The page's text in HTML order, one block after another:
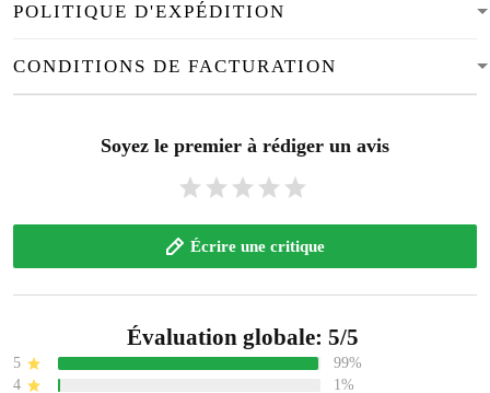
POLITIQUE D'EXPÉDITION
CONDITIONS DE FACTURATION
Soyez le premier à rédiger un avis
Écrire une critique
Évaluation globale: 5/5
5
99%
4
1%